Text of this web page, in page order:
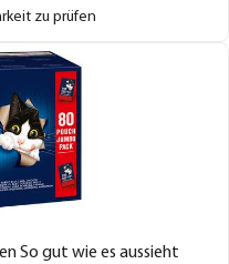
zu prüfen
So gut wie es aussieht